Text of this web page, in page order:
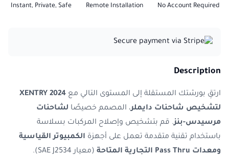
No Account Required
Remote Installation
Instant, Private, Safe
Description
ارتقِ بورشتك المستقلة إلى المستوى التالي مع XENTRY 2024
لتشخيص شاحنات دايملر، المصمم خصيصًا لشاحنات
مرسيدس-بنز. قم بتشخيص وإصلاح المركبات بسلاسة
باستخدام تقنية متقدمة تعمل على أجهزة الكمبيوتر القياسية
ومعدات Pass Thru التجارية المتاحة
(معيار SAE J2534).